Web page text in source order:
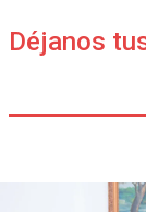
Déjanos